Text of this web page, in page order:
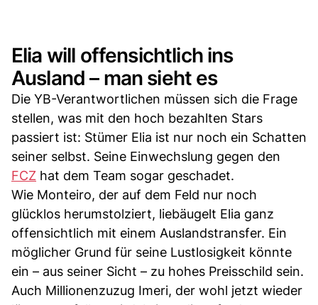
Elia will offensichtlich ins
Ausland – man sieht es
Die YB-Verantwortlichen müssen sich die Frage
stellen, was mit den hoch bezahlten Stars
passiert ist: Stümer Elia ist nur noch ein Schatten
seiner selbst. Seine Einwechslung gegen den
FCZ hat dem Team sogar geschadet.
Wie Monteiro, der auf dem Feld nur noch
glücklos herumstolziert, liebäugelt Elia ganz
offensichtlich mit einem Auslandstransfer. Ein
möglicher Grund für seine Lustlosigkeit könnte
ein – aus seiner Sicht – zu hohes Preisschild sein.
Auch Millionenzuzug Imeri, der wohl jetzt wieder